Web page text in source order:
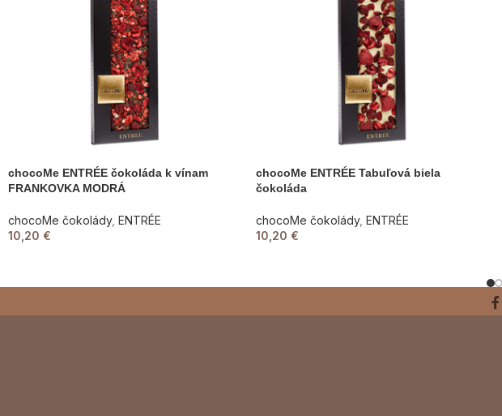
chocoMe ENTRÉE čokoláda k vínam
FRANKOVKA MODRÁ
chocoMe čokolády, ENTRÉE
10,20 €
chocoMe ENTRÉE Tabuľová biela
čokoláda
chocoMe čokolády, ENTRÉE
10,20 €